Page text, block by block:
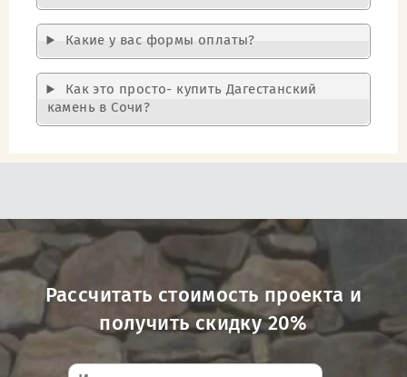
Какие у вас формы оплаты?
Как это просто- купить Дагестанский
камень в Сочи?
Рассчитать стоимость проекта и
получить скидку 20%